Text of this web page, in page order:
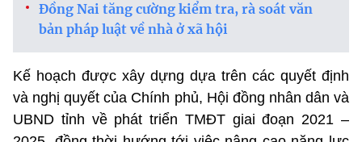
Đồng Nai tăng cường kiểm tra, rà soát văn
bản pháp luật về nhà ở xã hội
Kế hoạch được xây dựng dựa trên các quyết định
và nghị quyết của Chính phủ, Hội đồng nhân dân và
UBND tỉnh về phát triển TMĐT giai đoạn 2021 –